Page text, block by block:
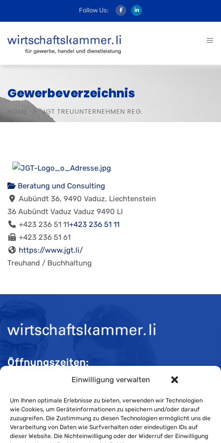
Einwilligung verwalten
Um Ihnen optimale Erlebnisse zu bieten, verwenden wir Technologien
wie Cookies, um Geräteinformationen zu speichern und/oder darauf
zuzugreifen. Die Zustimmung zu diesen Technologien ermöglicht uns die
Verarbeitung von Daten wie Surfverhalten oder eindeutigen IDs auf
dieser Website. Die Nichteinwilligung oder der Widerruf der Einwilligung
Follow Us:
Gewerbeverzeichnis
HOME JGT TREUUNTERNEHMEN REG.
Beratung und Consulting
Aubündt 36, 9490 Vaduz, Liechtenstein
36 Aubündt Vaduz Vaduz 9490 LI
+423 236 51 11+423 236 51 11
+423 236 51 61
https://www.jgt.li/
Treuhand / Buchhaltung
Öffnungszeiten:
Mo-Do 08:00 bis 11:30 und 13:30 bis 16:30 Uhr
Fr 08:00 bis 11:30 und 13:30 bis 16:00 Uhr
Impressum